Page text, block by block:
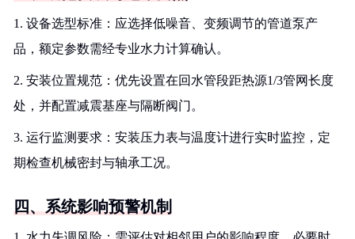
1. 设备选型标准：应选择低噪音、变频调节的管道泵产
品，额定参数需经专业水力计算确认。
2. 安装位置规范：优先设置在回水管段距热源1/3管网长度
处，并配置减震基座与隔断阀门。
3. 运行监测要求：安装压力表与温度计进行实时监控，定
期检查机械密封与轴承工况。
四、系统影响预警机制